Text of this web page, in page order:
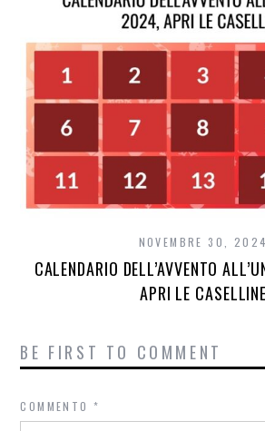
NOVEMBRE 30, 2024
CALENDARIO DELL’AVVENTO
APRI LE CASELLINE
BE FIRST TO COMMENT
COMMENTO*